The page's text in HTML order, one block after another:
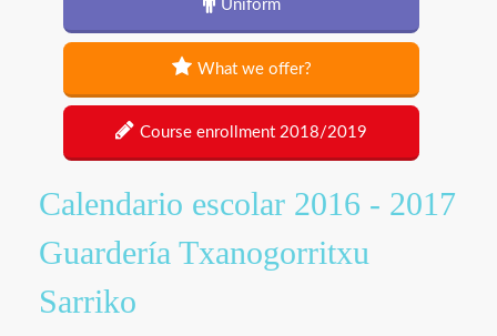
Uniform
What we offer?
Course enrollment 2018/2019
Calendario escolar 2016 - 2017
Guardería Txanogorritxu
Sarriko